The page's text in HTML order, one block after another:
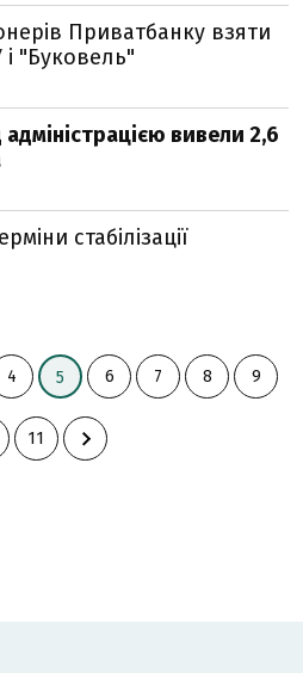
Приватбанку взяти
і "Буковель"
вивели 2,6
стабілізації
4 5 6 7 8 9
11